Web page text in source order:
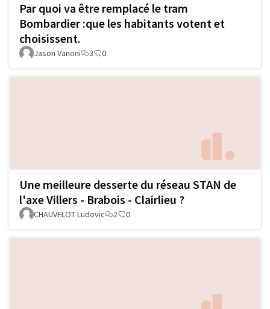
Par quoi va être remplacé le tram
Bombardier :que les habitants votent et
choisissent.
Jason Vanoni 3 0
Une meilleure desserte du réseau STAN de
l'axe Villers - Brabois - Clairlieu ?
CHAUVELOT Ludovic 2 0